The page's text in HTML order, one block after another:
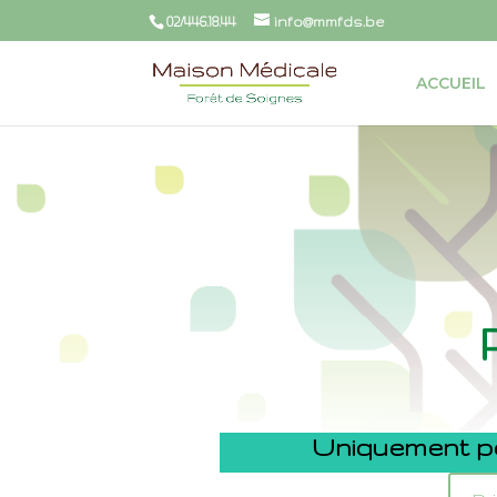
02/446.18.44 info@mmfds.be
ACCUEIL
Uniquement